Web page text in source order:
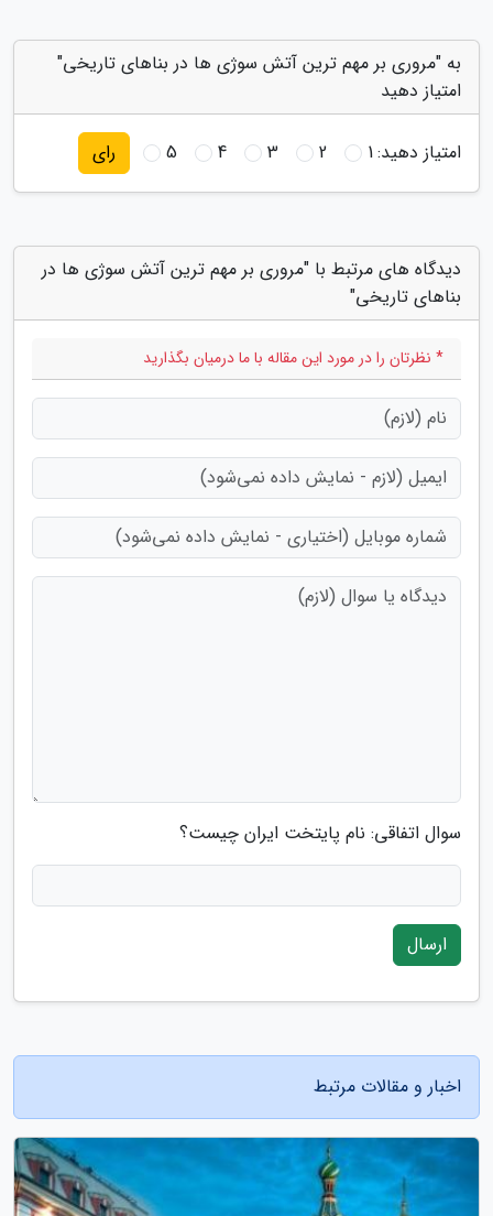
به "مروری بر مهم ترین آتش سوژی ها در بناهای تاریخی"
امتیاز دهید
امتیاز دهید:1
2
3
4
5 رای
دیدگاه های مرتبط با "مروری بر مهم ترین آتش سوژی ها در
بناهای تاریخی"
* نظرتان را در مورد این مقاله با ما درمیان بگذارید
سوال اتفاقی: نام پایتخت ایران چیست؟
ارسال
اخبار و مقالات مرتبط